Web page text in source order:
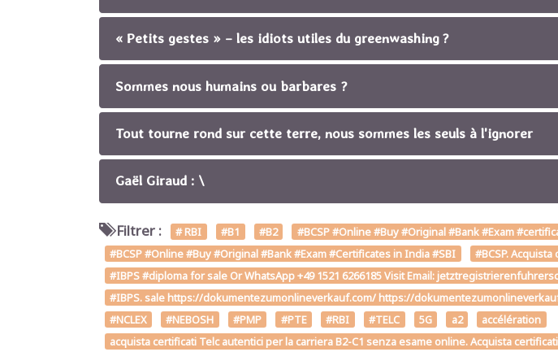
« Petits gestes » – les idiots utiles du greenwashing ?
Sommes nous humains ou barbares ?
Tout tourne rond sur cette terre, nous sommes les seuls à l'ignorer
Gaël Giraud : \
Filtrer : # RBI #B1 #B2
#BCSP #Online #Buy #Original #Bank #Exam
#BCSP #Online #Buy #Original #Bank #Exam #Certificates in India #SBI
#BCSP.
#IBPS #diploma for sale Or WhatsApp +49 1521 6266185 Visit Email:
#IBPS. sale https://dokumentezumonlineverkauf.com/ https://
#NCLEX
#NEBOSH #PMP #PTE #RBI #TELC 5G a2
accélération
acquista certificati Telc autentici per la carriera B2-C1 senza esame online. Acquista